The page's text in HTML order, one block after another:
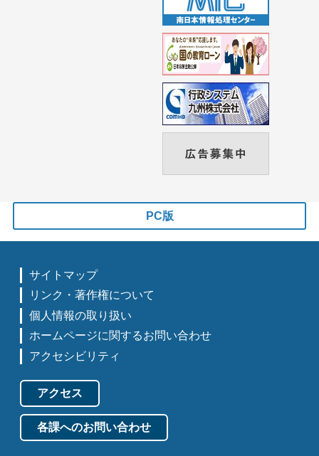
PC版
サイトマップ
リンク・著作権について
個人情報の取り扱い
ホームページに関するお問い合わせ
アクセシビリティ
アクセス
各課へのお問い合わせ